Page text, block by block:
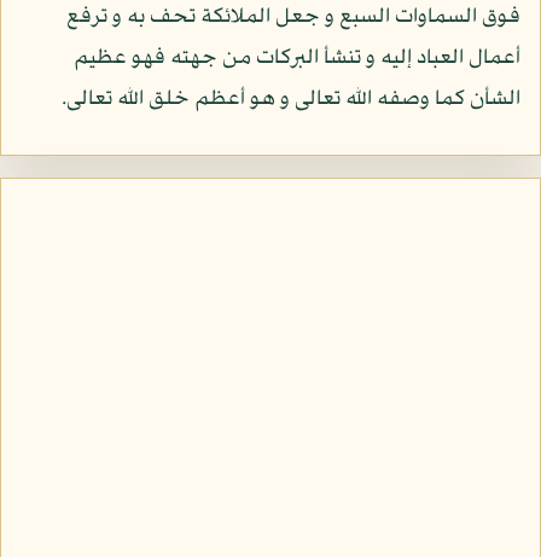
فوق السماوات السبع و جعل الملائكة تحف به و ترفع
أعمال العباد إليه و تنشأ البركات من جهته فهو عظيم
الشأن كما وصفه الله تعالى و هو أعظم خلق الله تعالى.